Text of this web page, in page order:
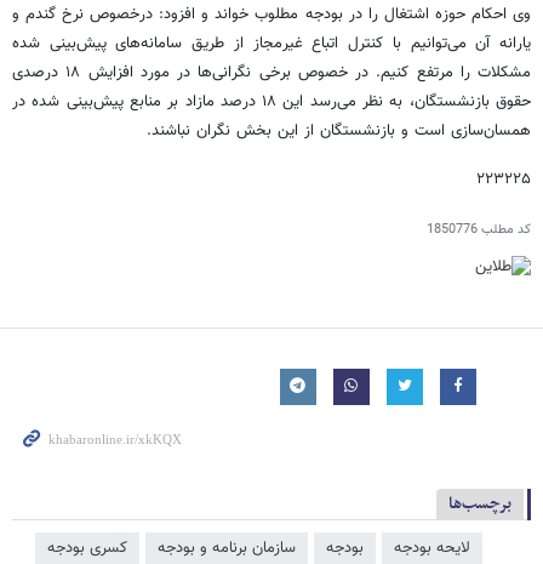
وی احکام حوزه اشتغال را در بودجه مطلوب خواند و افزود: درخصوص نرخ گندم و
یارانه آن می‌توانیم با کنترل اتباع غیرمجاز از طریق سامانه‌های پیش‌بینی شده
مشکلات را مرتفع کنیم. در خصوص برخی نگرانی‌ها در مورد افزایش ۱۸ درصدی
حقوق بازنشستگان، به نظر می‌رسد این ۱۸ درصد مازاد بر منابع پیش‌بینی شده در
همسان‌سازی است و بازنشستگان از این بخش نگران نباشند.
۲۲۳۲۲۵
کد مطلب1850776
برچسب‌ها
لایحه بودجه بودجه سازمان برنامه و بودجه کسری بودجه